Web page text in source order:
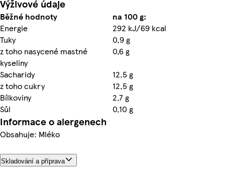
Výživové údaje
Běžné hodnoty
na 100 g:
Energie
292 kJ/69 kcal
Tuky
0,9 g
z toho nasycené mastné
kyseliny
0,6 g
Sacharidy
12,5 g
z toho cukry
12,5 g
Bílkoviny
2,7 g
Sůl
0,10 g
Informace o alergenech
Obsahuje: Mléko
Skladování a příprava